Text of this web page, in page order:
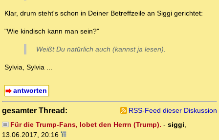
Klar, drum steht's schon in Deiner Betreffzeile an Siggi gerichtet:
"Wie kindisch kann man sein?"
Weißt Du natürlich auch (kannst ja lesen).
Sylvia, Sylvia ...
antworten
gesamter Thread:
RSS-Feed dieser Diskussion
Für die Trump-Fans, lobet den Herrn (Trump). - siggi,
13.06.2017, 20:16